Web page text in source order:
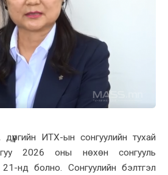
ИТХ-ын сонгуулийн тухай
2026 оны нөхөн сонгууль
нд болно. Сонгуулийн бэлтгэл